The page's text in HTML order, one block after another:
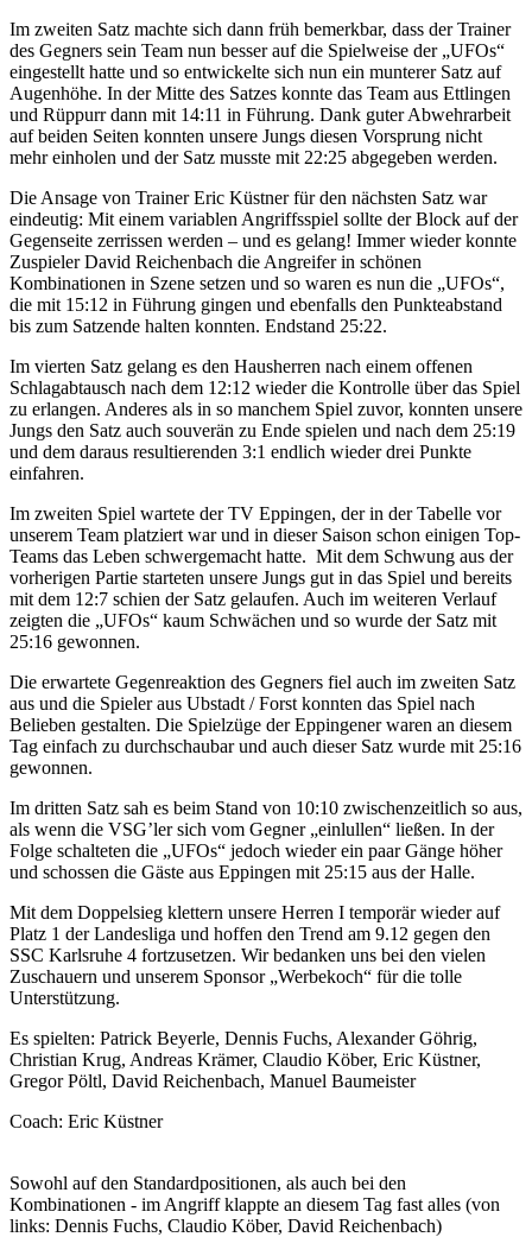
Im zweiten Satz machte sich dann früh bemerkbar, dass der Trainer
des Gegners sein Team nun besser auf die Spielweise der „UFOs“
eingestellt hatte und so entwickelte sich nun ein munterer Satz auf
Augenhöhe. In der Mitte des Satzes konnte das Team aus Ettlingen
und Rüppurr dann mit 14:11 in Führung. Dank guter Abwehrarbeit
auf beiden Seiten konnten unsere Jungs diesen Vorsprung nicht
mehr einholen und der Satz musste mit 22:25 abgegeben werden.
Die Ansage von Trainer Eric Küstner für den nächsten Satz war
eindeutig: Mit einem variablen Angriffsspiel sollte der Block auf der
Gegenseite zerrissen werden – und es gelang! Immer wieder konnte
Zuspieler David Reichenbach die Angreifer in schönen
Kombinationen in Szene setzen und so waren es nun die „UFOs“,
die mit 15:12 in Führung gingen und ebenfalls den Punkteabstand
bis zum Satzende halten konnten. Endstand 25:22.
Im vierten Satz gelang es den Hausherren nach einem offenen
Schlagabtausch nach dem 12:12 wieder die Kontrolle über das Spiel
zu erlangen. Anderes als in so manchem Spiel zuvor, konnten unsere
Jungs den Satz auch souverän zu Ende spielen und nach dem 25:19
und dem daraus resultierenden 3:1 endlich wieder drei Punkte
einfahren.
Im zweiten Spiel wartete der TV Eppingen, der in der Tabelle vor
unserem Team platziert war und in dieser Saison schon einigen Top-
Teams das Leben schwergemacht hatte. Mit dem Schwung aus der
vorherigen Partie starteten unsere Jungs gut in das Spiel und bereits
mit dem 12:7 schien der Satz gelaufen. Auch im weiteren Verlauf
zeigten die „UFOs“ kaum Schwächen und so wurde der Satz mit
25:16 gewonnen.
Die erwartete Gegenreaktion des Gegners fiel auch im zweiten Satz
aus und die Spieler aus Ubstadt / Forst konnten das Spiel nach
Belieben gestalten. Die Spielzüge der Eppingener waren an diesem
Tag einfach zu durchschaubar und auch dieser Satz wurde mit 25:16
gewonnen.
Im dritten Satz sah es beim Stand von 10:10 zwischenzeitlich so aus,
als wenn die VSG’ler sich vom Gegner „einlullen“ ließen. In der
Folge schalteten die „UFOs“ jedoch wieder ein paar Gänge höher
und schossen die Gäste aus Eppingen mit 25:15 aus der Halle.
Mit dem Doppelsieg klettern unsere Herren I temporär wieder auf
Platz 1 der Landesliga und hoffen den Trend am 9.12 gegen den
SSC Karlsruhe 4 fortzusetzen. Wir bedanken uns bei den vielen
Zuschauern und unserem Sponsor „Werbekoch“ für die tolle
Unterstützung.
Es spielten: Patrick Beyerle, Dennis Fuchs, Alexander Göhrig,
Christian Krug, Andreas Krämer, Claudio Köber, Eric Küstner,
Gregor Pöltl, David Reichenbach, Manuel Baumeister
Coach: Eric Küstner
Sowohl auf den Standardpositionen, als auch bei den
Kombinationen - im Angriff klappte an diesem Tag fast alles (von
links: Dennis Fuchs, Claudio Köber, David Reichenbach)